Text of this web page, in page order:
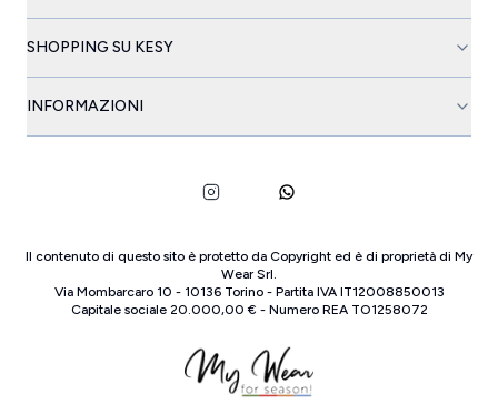
SHOPPING SU KESY
INFORMAZIONI
Il contenuto di questo sito è protetto da Copyright ed è di proprietà di My
Wear Srl.
Via Mombarcaro 10 - 10136 Torino- Partita IVA IT12008850013
Capitale sociale 20.000,00 € - Numero REA TO1258072